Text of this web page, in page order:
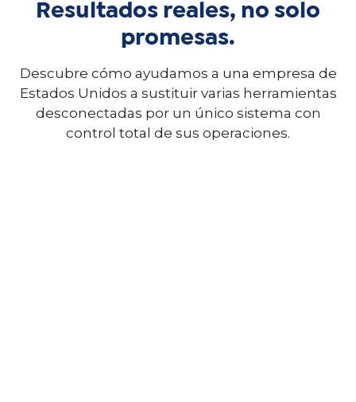
Resultados reales, no solo
promesas.
Descubre cómo ayudamos a una empresa de
Estados Unidos a sustituir varias herramientas
desconectadas por un único sistema con
control total de sus operaciones.